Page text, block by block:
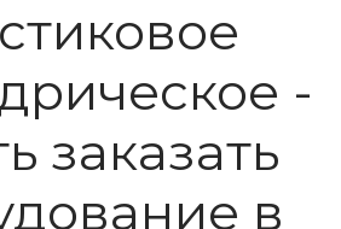
-
заказать
в